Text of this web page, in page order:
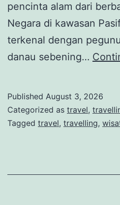
pencinta alam dari
Negara di kawasan
terkenal dengan
danau sebening…
Published August 3, 2026
Categorized as travel,
Tagged travel, travelling,